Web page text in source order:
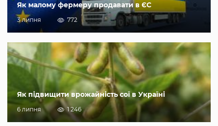
Як малому фермеру продавати в ЄС
3 липня 772
Як підвищити врожайність сої в Україні
6 липня 1 246